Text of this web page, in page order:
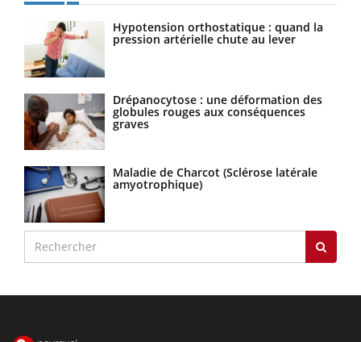
Hypotension orthostatique : quand la
pression artérielle chute au lever
Drépanocytose : une déformation des
globules rouges aux conséquences
graves
Maladie de Charcot (Sclérose latérale
amyotrophique)